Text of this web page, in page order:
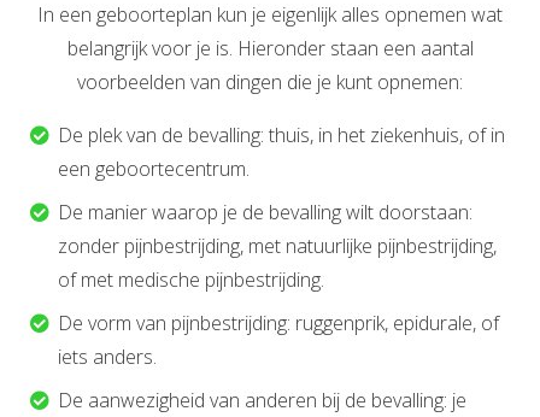
In een geboorteplan kun je eigenlijk alles opnemen wat
belangrijk voor je is. Hieronder staan een aantal
voorbeelden van dingen die je kunt opnemen:
De plek van de bevalling: thuis, in het ziekenhuis, of in
een geboortecentrum.
De manier waarop je de bevalling wilt doorstaan:
zonder pijnbestrijding, met natuurlijke pijnbestrijding,
of met medische pijnbestrijding.
De vorm van pijnbestrijding: ruggenprik, epidurale, of
iets anders.
De aanwezigheid van anderen bij de bevalling: je